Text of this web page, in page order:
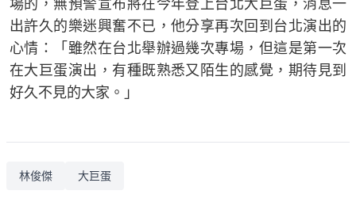
場的，無預警宣布將在今年登上台北大巨蛋，消息一
出許久的樂迷興奮不已，他分享再次回到台北演出的
心情：「雖然在台北舉辦過幾次專場，但這是第一次
在大巨蛋演出，有種既熟悉又陌生的感覺，期待見到
好久不見的大家。」
林俊傑 大巨蛋